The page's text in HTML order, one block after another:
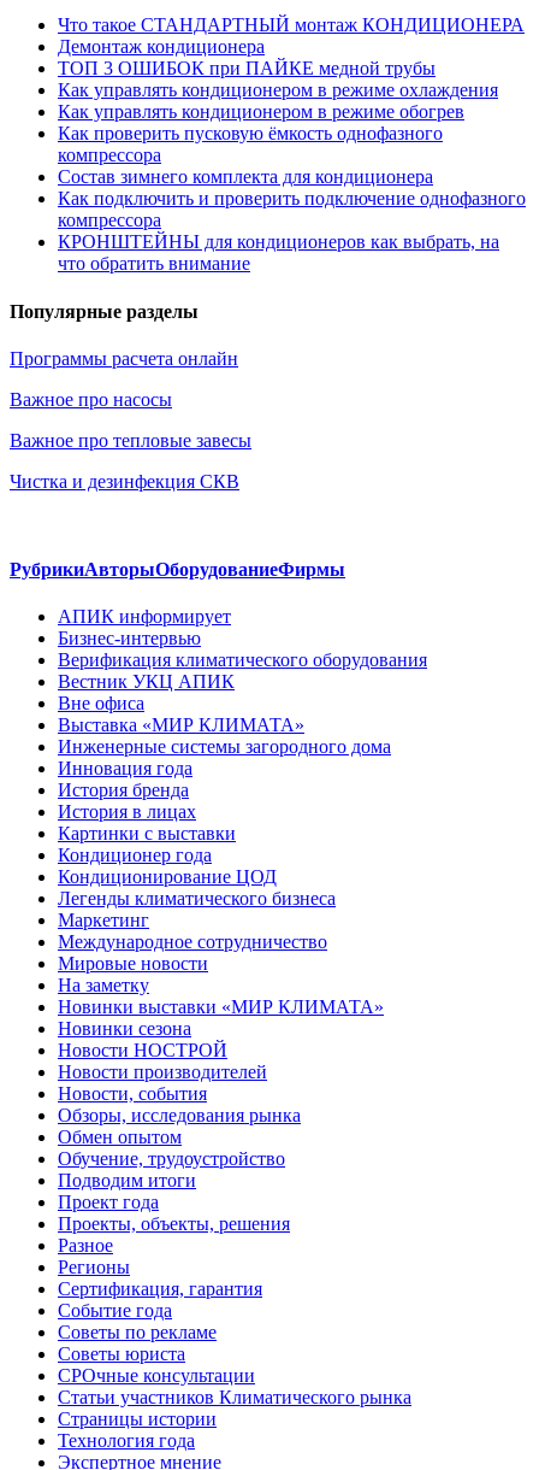
Что такое СТАНДАРТНЫЙ монтаж КОНДИЦИОНЕРА
Демонтаж кондиционера
ТОП 3 ОШИБОК при ПАЙКЕ медной трубы
Как управлять кондиционером в режиме охлаждения
Как управлять кондиционером в режиме обогрев
Как проверить пусковую ёмкость однофазного
компрессора
Состав зимнего комплекта для кондиционера
Как подключить и проверить подключение однофазного
компрессора
КРОНШТЕЙНЫ для кондиционеров как выбрать, на
что обратить внимание
Популярные разделы
Программы расчета онлайн
Важное про насосы
Важное про тепловые завесы
Чистка и дезинфекция СКВ
РубрикиАвторыОборудованиеФирмы
АПИК информирует
Бизнес-интервью
Верификация климатического оборудования
Вестник УКЦ АПИК
Вне офиса
Выставка «МИР КЛИМАТА»
Инженерные системы загородного дома
Инновация года
История бренда
История в лицах
Картинки с выставки
Кондиционер года
Кондиционирование ЦОД
Легенды климатического бизнеса
Маркетинг
Международное сотрудничество
Мировые новости
На заметку
Новинки выставки «МИР КЛИМАТА»
Новинки сезона
Новости НОСТРОЙ
Новости производителей
Новости, события
Обзоры, исследования рынка
Обмен опытом
Обучение, трудоустройство
Подводим итоги
Проект года
Проекты, объекты, решения
Разное
Регионы
Сертификация, гарантия
Событие года
Советы по рекламе
Советы юриста
СРОчные консультации
Статьи участников Климатического рынка
Страницы истории
Технология года
Экспертное мнение